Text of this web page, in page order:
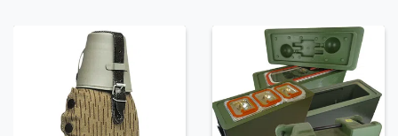
Menüs in der Übersicht
- FRÜHSTÜCK (1F-6F) -